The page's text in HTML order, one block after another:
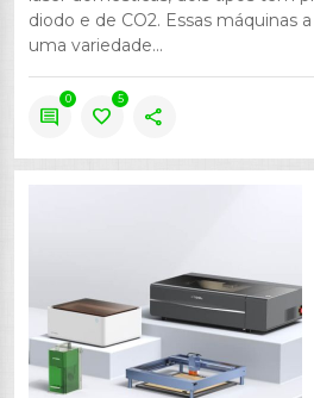
diodo e de CO2. Essas máquinas
uma variedade...
comment
0
favorite
5
share